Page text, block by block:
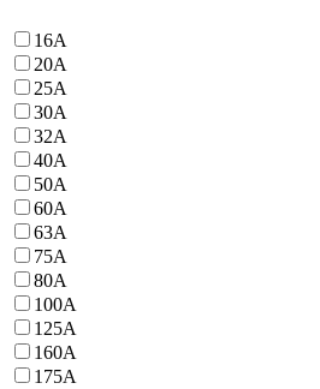
16А
20А
25А
30А
32А
40А
50А
60А
63А
75А
80А
100А
125А
160А
175А